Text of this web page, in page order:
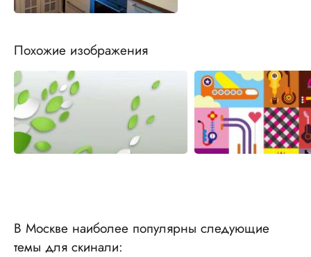
Похожие изображения
В Москве наиболее популярны следующие
темы для скинали: